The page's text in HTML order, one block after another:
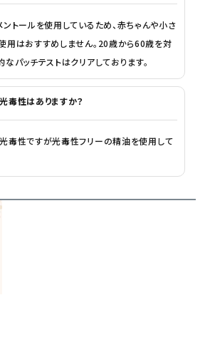
ントールを使用しているため、赤ちゃんや小さ
用はおすすめしません。20歳から60歳を対
パッチテストはクリアしております。
毒性はありますか？
毒性ですが光毒性フリーの精油を使用して